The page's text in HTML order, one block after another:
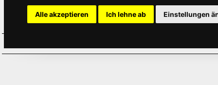
Alle akzeptieren Ich lehne ab Einstellungen